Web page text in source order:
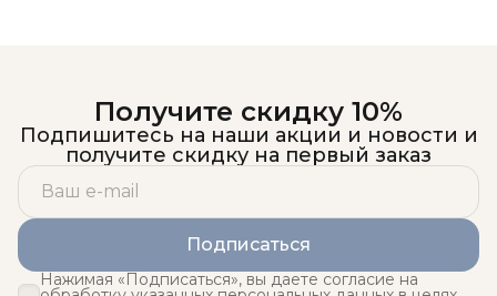
Получите скидку 10%
Подпишитесь на наши акции и новости и
получите скидку на первый заказ
Подписаться
Нажимая «Подписаться», вы даете согласие на